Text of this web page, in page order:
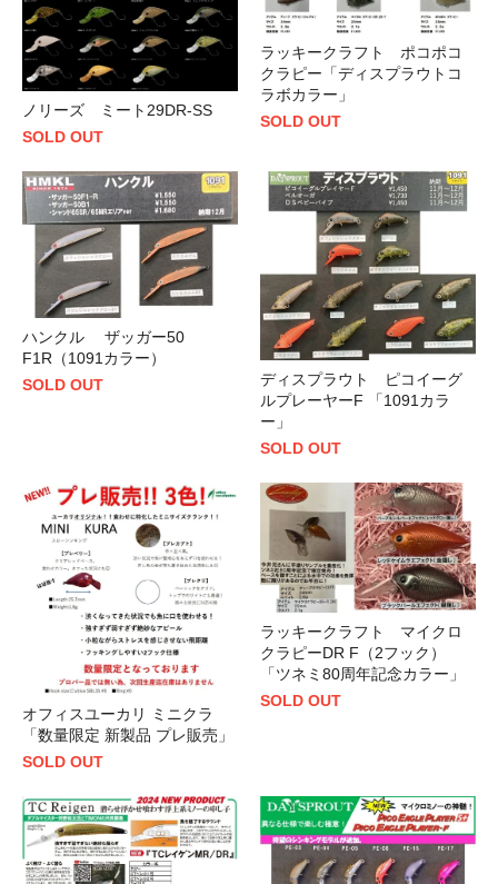
ノリーズ ミート29DR-SS
SOLD OUT
ラッキークラフト ポコポコ
クラピー「ディスプラウトコ
ラボカラー」
SOLD OUT
ハンクル ザッガー50
F1R（1091カラー）
SOLD OUT
ディスプラウト ピコイーグ
ルプレーヤーF 「1091カラ
ー」
SOLD OUT
オフィスユーカリ ミニクラ
「数量限定 新製品 プレ販売」
SOLD OUT
ラッキークラフト マイクロ
クラピーDR F（2フック）
「ツネミ80周年記念カラー」
SOLD OUT